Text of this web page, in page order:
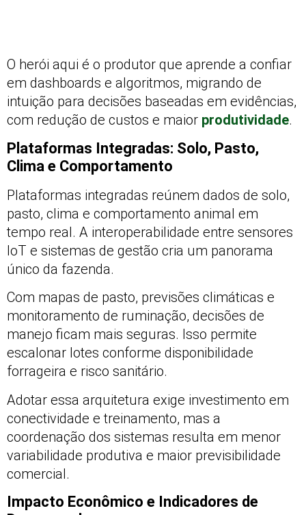
O herói aqui é o produtor que aprende a confiar
em dashboards e algoritmos, migrando de
intuição para decisões baseadas em evidências,
com redução de custos e maior produtividade.
Plataformas Integradas: Solo, Pasto,
Clima e Comportamento
Plataformas integradas reúnem dados de solo,
pasto, clima e comportamento animal em
tempo real. A interoperabilidade entre sensores
IoT e sistemas de gestão cria um panorama
único da fazenda.
Com mapas de pasto, previsões climáticas e
monitoramento de ruminação, decisões de
manejo ficam mais seguras. Isso permite
escalonar lotes conforme disponibilidade
forrageira e risco sanitário.
Adotar essa arquitetura exige investimento em
conectividade e treinamento, mas a
coordenação dos sistemas resulta em menor
variabilidade produtiva e maior previsibilidade
comercial.
Impacto Econômico e Indicadores de